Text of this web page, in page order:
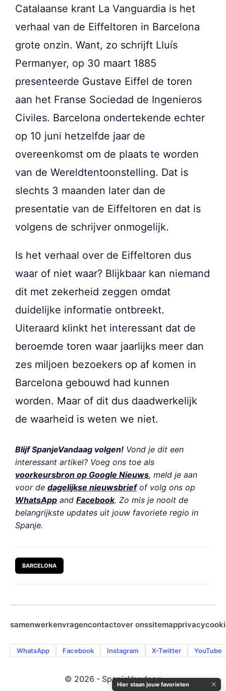
Catalaanse krant La Vanguardia is het
verhaal van de Eiffeltoren in Barcelona
grote onzin. Want, zo schrijft Lluís
Permanyer, op 30 maart 1885
presenteerde Gustave Eiffel de toren
aan het Franse Sociedad de Ingenieros
Civiles. Barcelona ondertekende echter
op 10 juni hetzelfde jaar de
overeenkomst om de plaats te worden
van de Wereldtentoonstelling. Dat is
slechts 3 maanden later dan de
presentatie van de Eiffeltoren en dat is
volgens de schrijver onmogelijk.
Is het verhaal over de Eiffeltoren dus
waar of niet waar? Blijkbaar kan niemand
dit met zekerheid zeggen omdat
duidelijke informatie ontbreekt.
Uiteraard klinkt het interessant dat de
beroemde toren waar jaarlijks meer dan
zes miljoen bezoekers op af komen in
Barcelona gebouwd had kunnen
worden. Maar of dit dus daadwerkelijk
de waarheid is weten we niet.
Blijf SpanjeVandaag volgen! Vond je dit een
interessant artikel? Voeg ons toe als
voorkeursbron op Google Nieuws, meld je aan
voor de dagelijkse nieuwsbriefof volg ons op
WhatsApp and Facebook. Zo mis je nooit de
belangrijkste updates uit jouw favoriete regio in
Spanje.
BARCELONA
samenwerkenvragencontactover onssitemapprivacy
WhatsApp Facebook Instagram X-Twitter YouTube
© 2026 - SpanjeVandaag
Hier staan jouw favorieten ✕